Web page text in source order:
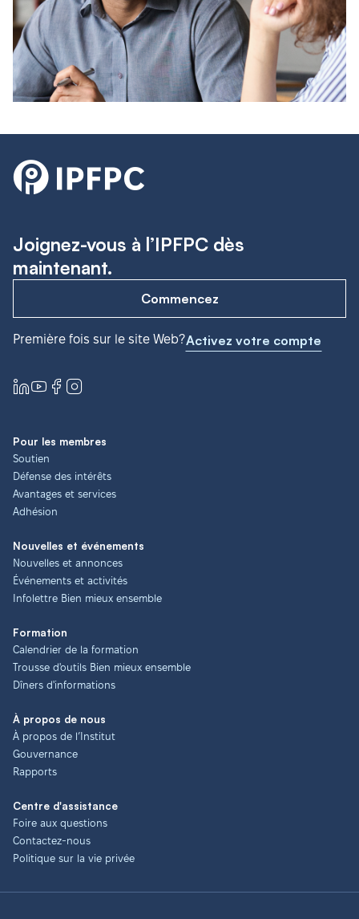
Joignez-vous à l’IPFPC dès
maintenant.
Commencez
Première fois sur le site Web?Activez votre compte
Pour les membres
Soutien
Défense des intérêts
Avantages et services
Adhésion
Nouvelles et événements
Nouvelles et annonces
Événements et activités
Infolettre Bien mieux ensemble
Formation
Calendrier de la formation
Trousse d'outils Bien mieux ensemble
Dîners d'informations
À propos de nous
À propos de l’Institut
Gouvernance
Rapports
Centre d'assistance
Foire aux questions
Contactez-nous
Politique sur la vie privée